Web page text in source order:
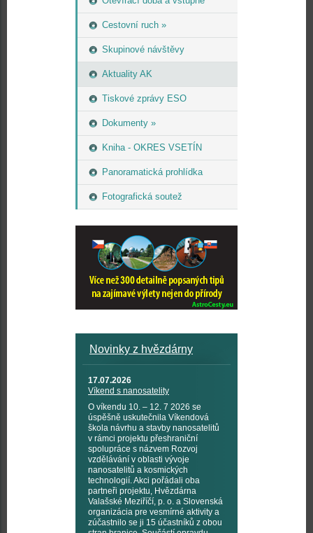
Cestovní ruch »
Skupinové návštěvy
Aktuality AK
Tiskové zprávy ESO
Dokumenty »
Kniha - OKRES VSETÍN
Panoramatická prohlídka
Fotografická soutež
Novinky z hvězdárny
17.07.2026
Víkend s nanosatelity
O víkendu 10. – 12. 7 2026 se
úspěšně uskutečnila Víkendová
škola návrhu a stavby nanosatelitů
v rámci projektu přeshraniční
spolupráce s názvem Rozvoj
vzdělávání v oblasti vývoje
nanosatelitů a kosmických
technologií. Akci pořádali oba
partneři projektu, Hvězdárna
Valašské Meziříčí, p. o. a Slovenská
organizácia pre vesmírné aktivity a
zúčastnilo se ji 15 účastníků z obou